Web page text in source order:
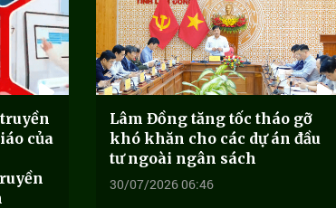
của
Lâm Đồng tăng tốc tháo gỡ
khó khăn cho các dự án đầu
tư ngoài ngân sách
30/07/2026 06:46